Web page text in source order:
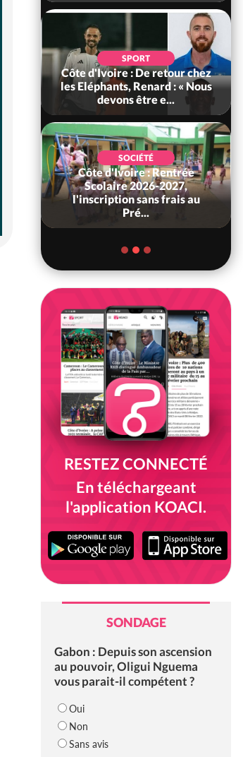
SPORT
Côte d'Ivoire : De retour chez
les Eléphants, Renard : « Nous
devons être e...
SOCIÉTÉ
Côte d'Ivoire : Rentrée
Scolaire 2026-2027,
l'inscription sans frais au
Pré...
RESTEZ CONNECTÉ
En téléchargeant
l'application KOACI.
SONDAGE
Gabon : Depuis son ascension
au pouvoir, Oligui Nguema
vous parait-il compétent ?
Oui
Non
Sans avis